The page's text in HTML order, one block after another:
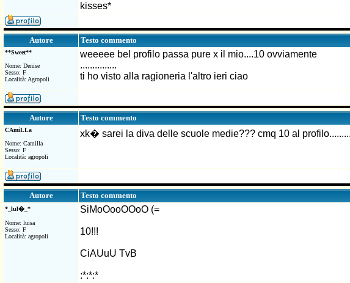
kisses*
Autore Testo commento
**Sweet**
Nome: Denise
Sesso: F
Località: Agropoli
weeeee bel profilo passa pure x il mio....10 ovviamente
...............
ti ho visto alla ragioneria l'altro ieri ciao
Autore Testo commento
CAmiLLa
Nome: Camilla
Sesso: F
Località: agropoli
xk� sarei la diva delle scuole medie??? cmq 10 al
Autore Testo commento
*_lul�_*
Nome: luisa
Sesso: F
Località: agropoli
SiMoOooOOoO (=
10!!!
CiAUuU TvB
:*:*:*